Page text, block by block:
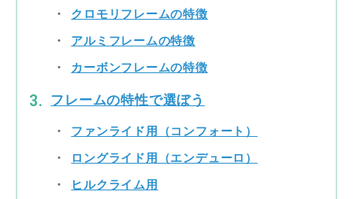
クロモリフレームの特徴
アルミフレームの特徴
カーボンフレームの特徴
フレームの特性で選ぼう
ファンライド用（コンフォート）
ロングライド用（エンデューロ）
ヒルクライム用